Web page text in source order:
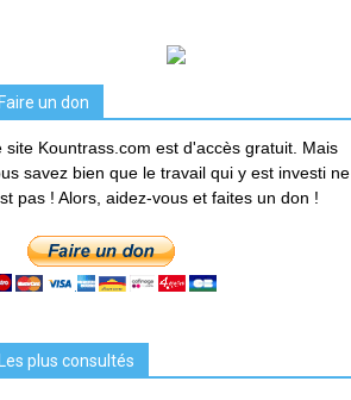
Faire un don
site Kountrass.com est d'accès gratuit. Mais
savez bien que le travail qui y est investi ne
pas ! Alors, aidez-vous et faites un don !
Les plus consultés